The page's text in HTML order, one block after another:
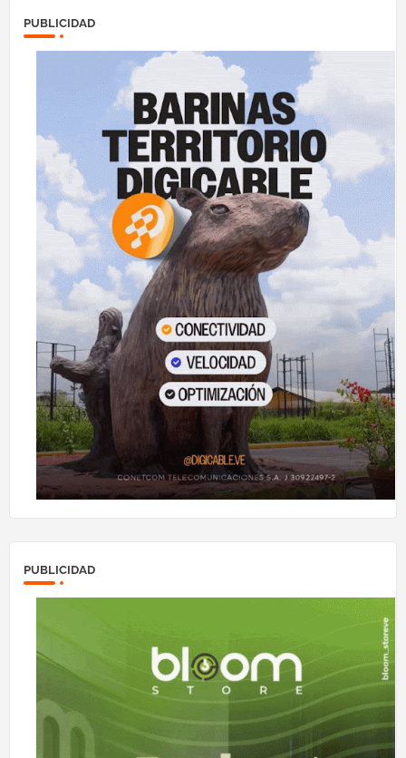
PUBLICIDAD
PUBLICIDAD